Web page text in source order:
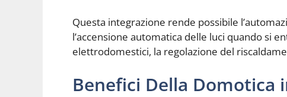
Questa integrazione rende possibile
l’accensione automatica delle luci quando si
elettrodomestici, la regolazione del
Benefici Della Domotica